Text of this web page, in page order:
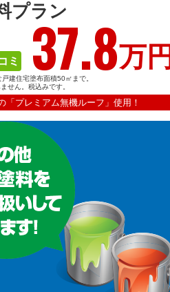
プラン
ミ 37.8万円
建住宅塗布面積50㎡まで。
せん。税込みです。
「プレミアム無機ルーフ」使用！